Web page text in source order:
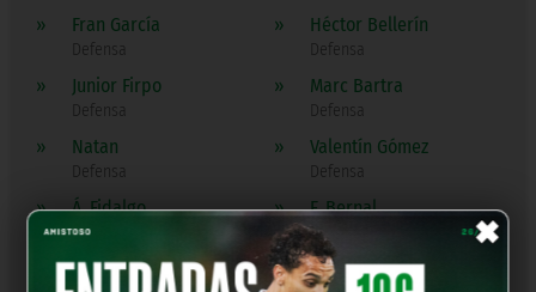
×
» Fran García
Defensa
» Héctor Bellerín
Defensa
» Junior Firpo
Defensa
» Marc Bartra
Defensa
» Natan
Defensa
» Valentín Gómez
Defensa
» Á. Fidalgo
Centrocampista
» F. Bernal
Centrocampista
G. Lo Celso » Iker Losada